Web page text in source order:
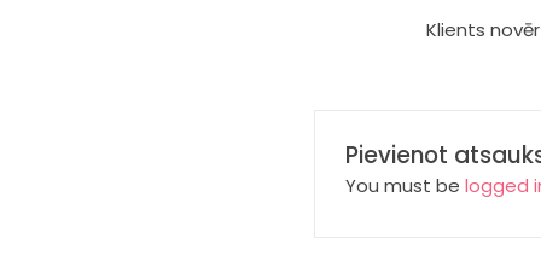
ar5no 5
Klients
Pievienot
You must belogged